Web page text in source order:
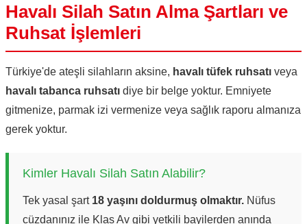
Havalı Silah Satın Alma Şartları ve
Ruhsat İşlemleri
Türkiye'de ateşli silahların aksine, havalı tüfek ruhsatı veya
havalı tabanca ruhsatı diye bir belge yoktur. Emniyete
gitmenize, parmak izi vermenize veya sağlık raporu almanıza
gerek yoktur.
Kimler Havalı Silah Satın Alabilir?
Tek yasal şart 18 yaşını doldurmuş olmaktır. Nüfus
cüzdanınız ile Klas Av gibi yetkili bayilerden anında